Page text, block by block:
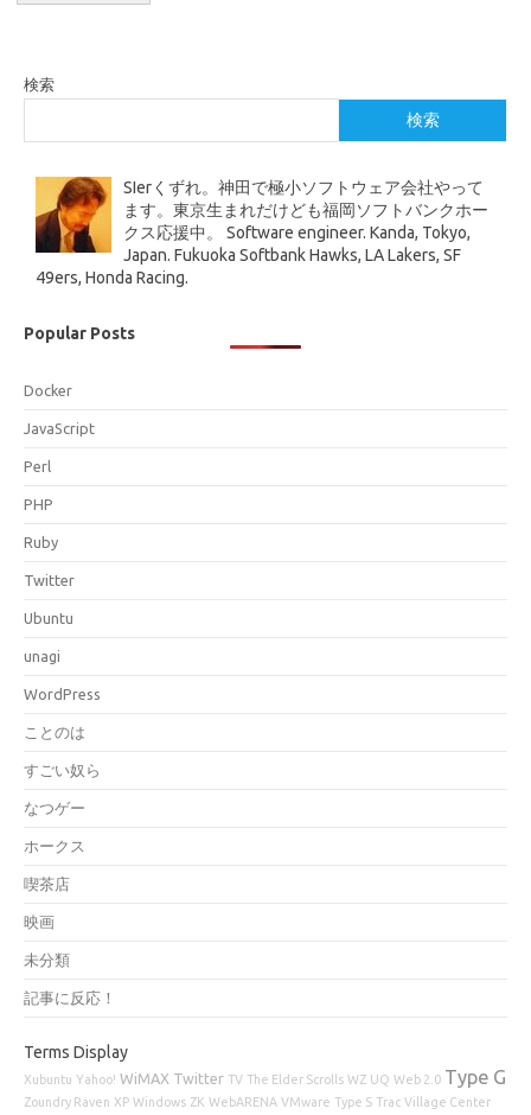
検索
検索
SIerくずれ。神田で極小ソフトウェア会社やって
ます。東京生まれだけども福岡ソフトバンクホー
クス応援中。 Software engineer. Kanda, Tokyo,
Japan. Fukuoka Softbank Hawks, LA Lakers, SF
49ers, Honda Racing.
Popular Posts
Docker
JavaScript
Perl
PHP
Ruby
Twitter
Ubuntu
unagi
WordPress
ことのは
すごい奴ら
なつゲー
ホークス
喫茶店
映画
未分類
記事に反応！
Terms Display
Xubuntu Yahoo! WiMAX Twitter TV The Elder Scrolls WZ UQ Web 2.0 Type G
Zoundry Raven XP Windows ZK WebARENA VMware Type S Trac Village Center